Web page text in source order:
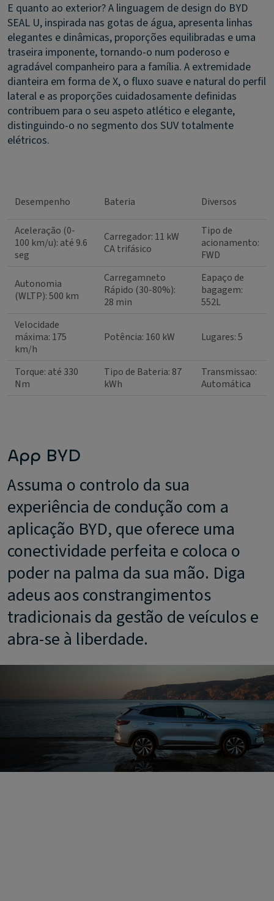
E quanto ao exterior? A linguagem de design do BYD
SEAL U, inspirada nas gotas de água, apresenta linhas
elegantes e dinâmicas, proporções equilibradas e uma
traseira imponente, tornando-o num poderoso e
agradável companheiro para a família. A extremidade
dianteira em forma de X, o fluxo suave e natural do perfil
lateral e as proporções cuidadosamente definidas
contribuem para o seu aspeto atlético e elegante,
distinguindo-o no segmento dos SUV totalmente
elétricos.
Desempenho Bateria Diversos
Aceleração (0-
100 km/u): até 9.6
seg
Carregador: 11 kW
CA trifásico
Tipo de
acionamento:
FWD
Autonomia
(WLTP): 500 km
Carregamneto
Rápido (30-80%):
28 min
Eapaço de
bagagem:
552L
Velocidade
máxima: 175
km/h
Potência: 160 kW Lugares: 5
Torque: até 330
Nm
Tipo de Bateria: 87
kWh
Transmissao:
Automática
App BYD
Assuma o controlo da sua
experiência de condução com a
aplicação BYD, que oferece uma
conectividade perfeita e coloca o
poder na palma da sua mão. Diga
adeus aos constrangimentos
tradicionais da gestão de veículos e
abra-se à liberdade.